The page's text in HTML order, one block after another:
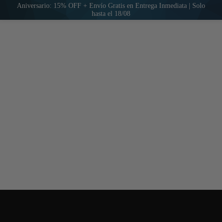
Aniversario: 15% OFF + Envío Gratis en Entrega Inmediata | Solo
hasta el 18/08